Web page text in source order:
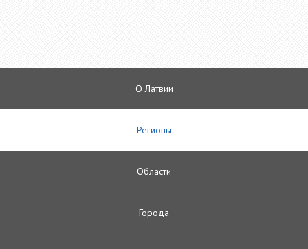
О Латвии
Регионы
Oбласти
Городa